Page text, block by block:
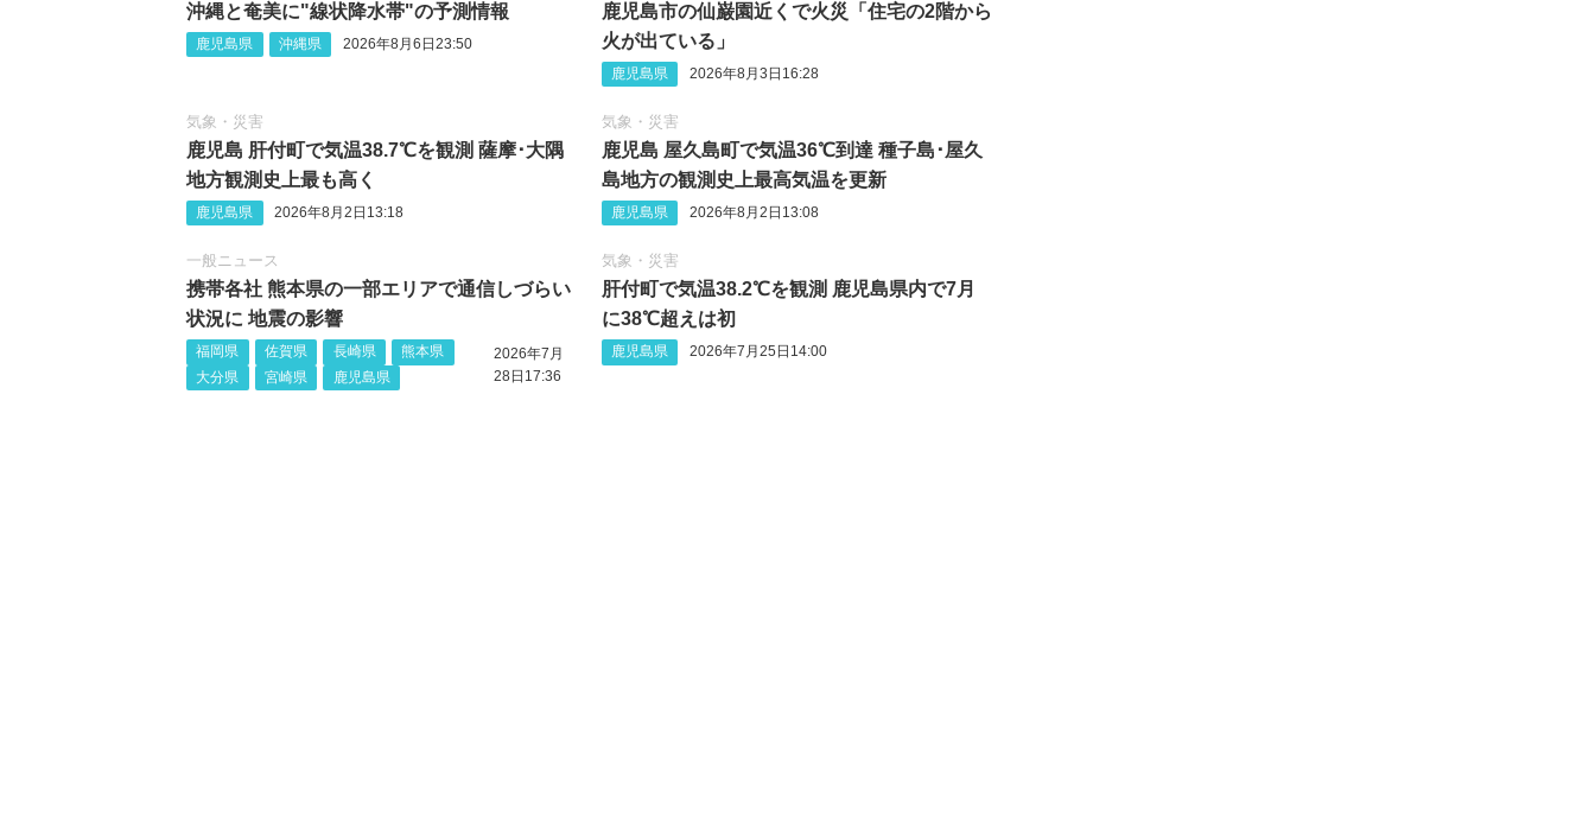
沖縄‪と奄美に"線状降水帯"の予測情報
鹿児島県 沖縄県 2026年8月6日23:50
鹿児島市の仙巌園近くで火災「住宅の2階から
火が出ている」
鹿児島県 2026年8月3日16:28
気象・災害
鹿児島 肝付町で気温38.7℃を観測 薩摩･大隅
地方観測史上最も高く
鹿児島県 2026年8月2日13:18
気象・災害
鹿児島 屋久島町で気温36℃到達 種子島･屋久
島地方の観測史上最高気温を更新
鹿児島県 2026年8月2日13:08
一般ニュース
携帯各社 熊本県の一部エリアで通信しづらい
状況に 地震の影響
福岡県 佐賀県 長崎県
熊本県
大分県
宮崎県 鹿児島県
2026年7月
28日17:36
気象・災害
肝付町で気温38.2℃を観測 鹿児島県内で7月
に38℃超えは初
鹿児島県 2026年7月25日14:00